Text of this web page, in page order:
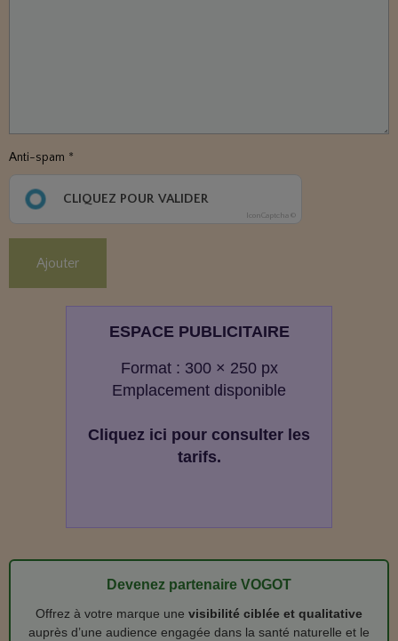
Anti-spam
CLIQUEZ POUR VALIDER
IconCaptcha ©
Ajouter
ESPACE PUBLICITAIRE
Format : 300 × 250 px
Emplacement disponible
Cliquez ici pour consulter les
tarifs.
Devenez partenaire VOGOT
Offrez à votre marque une visibilité ciblée et qualitative
auprès d’une audience engagée dans la santé naturelle et le